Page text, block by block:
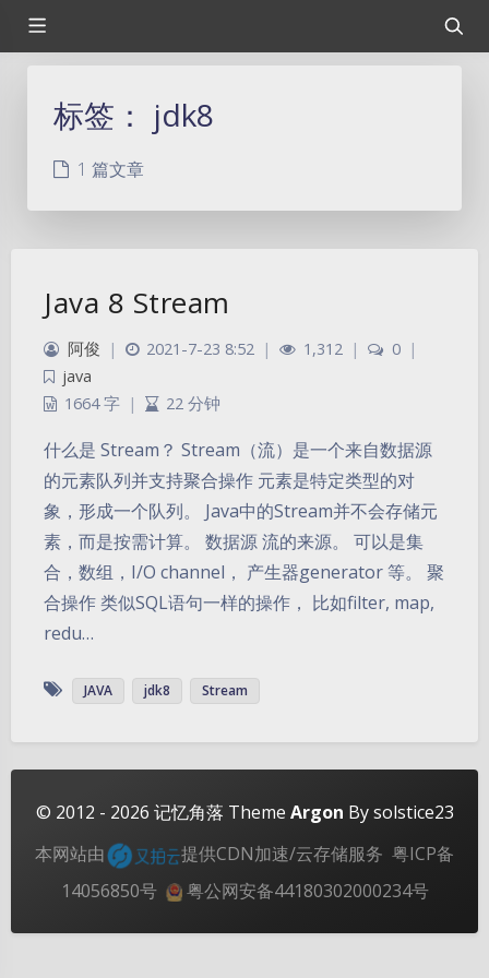
浅阴影 深阴影
关闭 日落 暗化 灰度
标签： jdk8
1 篇文章
Java 8 Stream
阿俊 | 2021-7-23 8:52 | 1,312 | 0 |
java
1664 字 | 22 分钟
什么是 Stream？ Stream（流）是一个来自数据源
的元素队列并支持聚合操作 元素是特定类型的对
象，形成一个队列。 Java中的Stream并不会存储元
素，而是按需计算。 数据源 流的来源。 可以是集
合，数组，I/O channel， 产生器generator 等。 聚
合操作 类似SQL语句一样的操作， 比如filter, map,
redu…
JAVA jdk8 Stream
© 2012 - 2026 记忆角落 Theme Argon By solstice23
本网站由
提供CDN加速/云存储服务 粤ICP备
14056850号
粤公网安备44180302000234号